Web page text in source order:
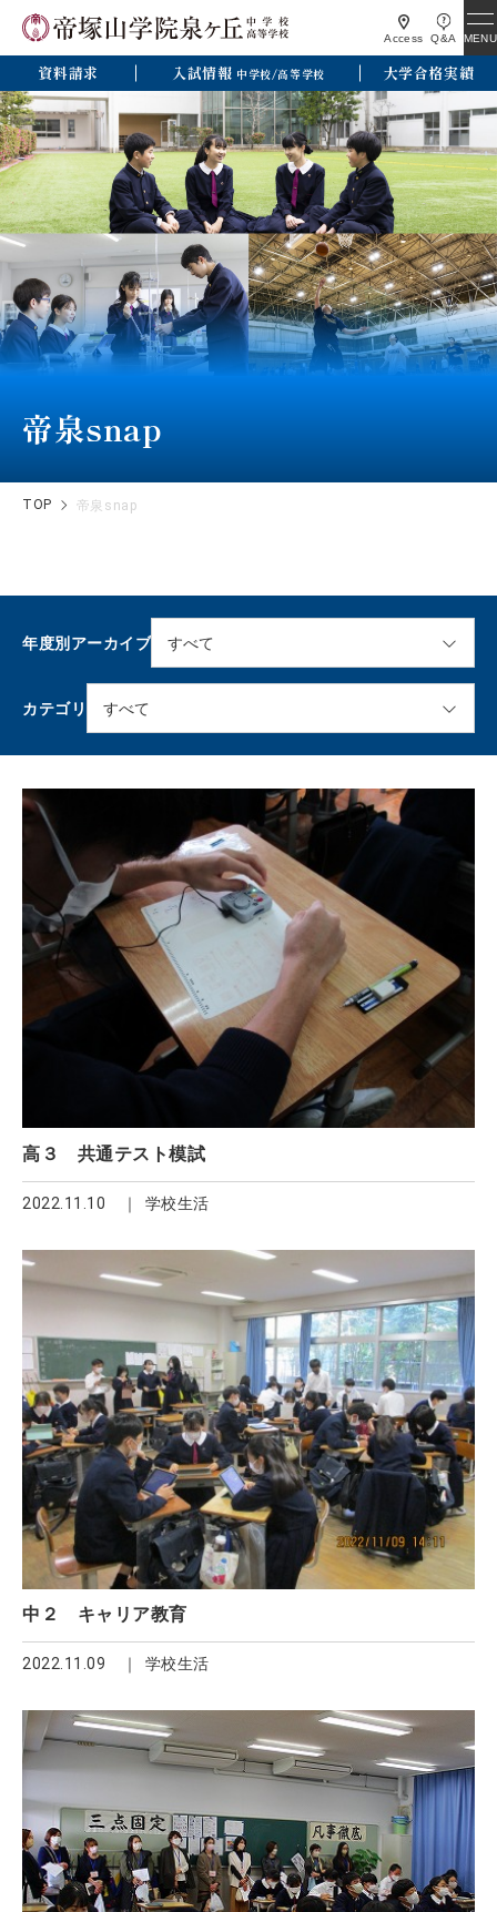
Access Q&A MENU
資料請求 入試情報 中学校/高等学校 大学合格実績
帝泉snap
TOP 帝泉snap
年度別アーカイブ
カテゴリ
高３ 共通テスト模試
2022.11.10 学校生活
中２ キャリア教育
2022.11.09 学校生活